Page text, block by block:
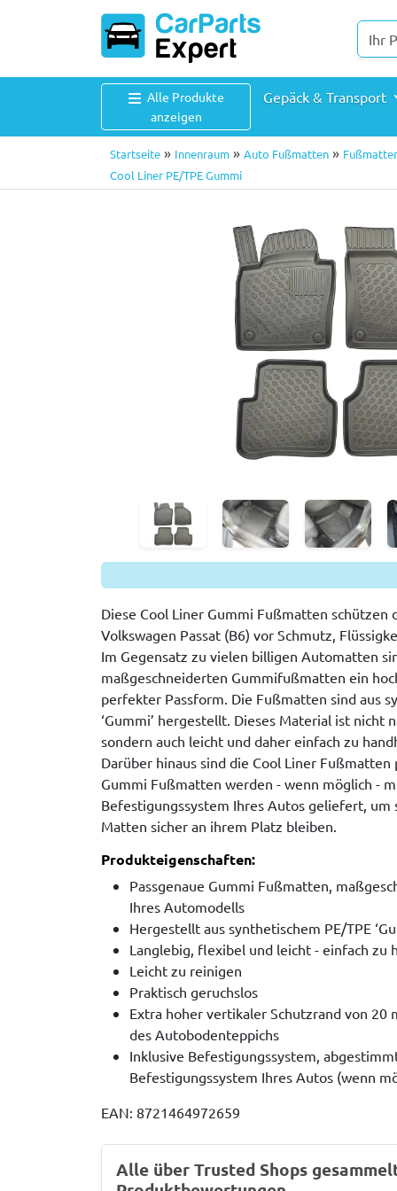
anzeigen
Gepäck & Transport
Startseite » Innenraum » Auto Fußmatten »
Cool Liner PE/TPE Gummi
Diese Cool Liner Gummi Fußmatten schützen
Volkswagen Passat (B6) vor Schmutz,
Im Gegensatz zu vielen billigen Automatten
maßgeschneiderten Gummifußmatten ein
perfekter Passform. Die Fußmatten sind aus
‘Gummi’ hergestellt. Dieses Material ist nicht
sondern auch leicht und daher einfach zu
Darüber hinaus sind die Cool Liner Fußmatten
Gummi Fußmatten werden - wenn möglich -
Befestigungssystem Ihres Autos geliefert, um
Matten sicher an ihrem Platz bleiben.
Produkteigenschaften:
Passgenaue Gummi Fußmatten,
Ihres Automodells
Hergestellt aus synthetischem PE/TPE
Langlebig, flexibel und leicht - einfach zu
Leicht zu reinigen
Praktisch geruchslos
Extra hoher vertikaler Schutzrand von 20
des Autobodenteppichs
Inklusive Befestigungssystem,
Befestigungssystem Ihres Autos (wenn
EAN: 8721464972659
Alle über Trusted Shops